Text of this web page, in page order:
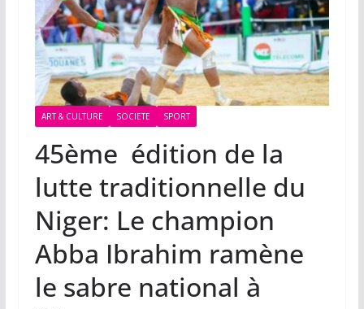
ART & CULTURE SOCIETE SPORT
45ème édition de la
lutte traditionnelle du
Niger: Le champion
Abba Ibrahim ramène
le sabre national à